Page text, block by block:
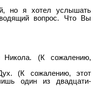
но я хотел услышать
вопрос. Что Вы
(К сожалению,
(К сожалению, этот
один из двадцати-